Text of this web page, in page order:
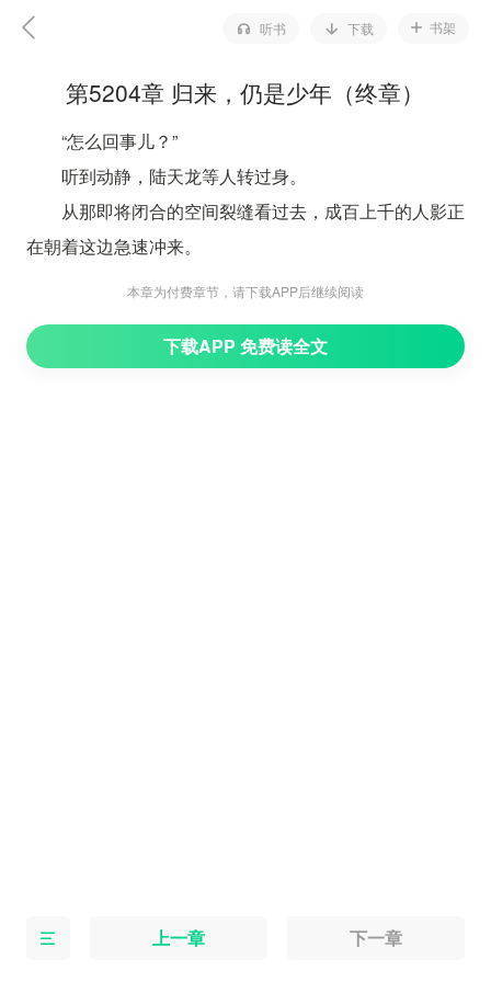
听书 下载 书架
第5204章 归来，仍是少年（终章）
“怎么回事儿？”
听到动静，陆天龙等人转过身。
从那即将闭合的空间裂缝看过去，成百上千的人影正
在朝着这边急速冲来。
认识的，不认识的，皇境的，帝境的，圣境的……
满战意的面孔，一个个曾经有或没有过交集的勇士。
本章为付费章节，请下载APP后继续阅读
下载APP 免费读全文
上一章 下一章